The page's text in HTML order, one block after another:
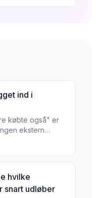
ind i
købte også" er
ekstern
og opsætning i
hvilke
snart udløber